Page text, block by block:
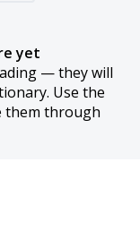
yet
— they will
Use the
them through